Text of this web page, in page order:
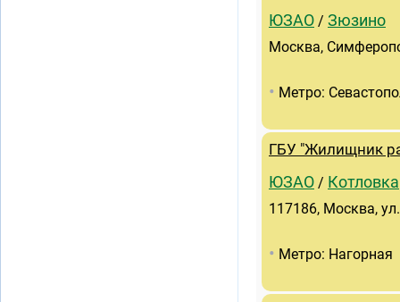
ЮЗАО / Зюзино
Москва,
• Метро:
ГБУ "Жилищник
ЮЗАО / Котловка
117186, Москва,
• Метро: Нагорная